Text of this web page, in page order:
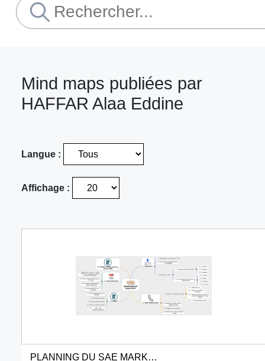
Mind maps publiées par
HAFFAR Alaa Eddine
Langue :
Affichage :
PLANNING DU SAE MARKETING VENTE1